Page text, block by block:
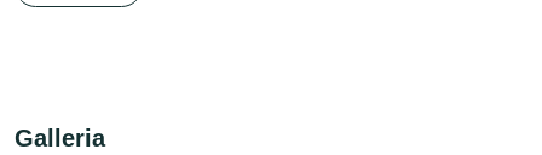
Galleria